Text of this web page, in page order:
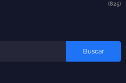
(825)